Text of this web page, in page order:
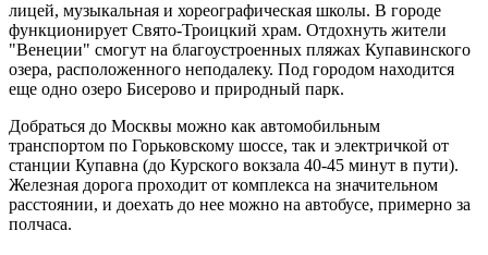
лицей, музыкальная и хореографическая школы. В городе
функционирует Свято-Троицкий храм. Отдохнуть жители
"Венеции" смогут на благоустроенных пляжах Купавинского
озера, расположенного неподалеку. Под городом находится
еще одно озеро Бисерово и природный парк.
Добраться до Москвы можно как автомобильным
транспортом по Горьковскому шоссе, так и электричкой от
станции Купавна (до Курского вокзала 40-45 минут в пути).
Железная дорога проходит от комплекса на значительном
расстоянии, и доехать до нее можно на автобусе, примерно за
полчаса.